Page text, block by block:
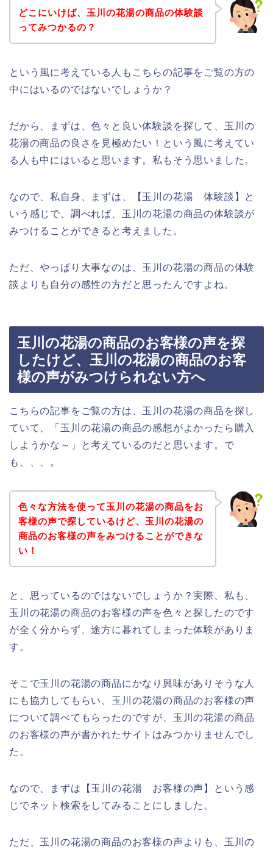
どこにいけば、玉川の花湯の商品の体験談
ってみつかるの？
という風に考えている人もこちらの記事をご覧の方の
中にはいるのではないでしょうか？
だから、まずは、色々と良い体験談を探して、玉川の
花湯の商品の良さを見極めたい！という風に考えてい
る人も中にはいると思います。私もそう思いました。
なので、私自身、まずは、【玉川の花湯 体験談】と
いう感じで、調べれば、玉川の花湯の商品の体験談が
みつけることができると考えました。
ただ、やっぱり大事なのは、玉川の花湯の商品の体験
談よりも自分の感性の方だと思ったんですよね。
玉川の花湯の商品のお客様の声を探
したけど、玉川の花湯の商品のお客
様の声がみつけられない方へ
こちらの記事をご覧の方は、玉川の花湯の商品を探し
ていて、「玉川の花湯の商品の感想がよかったら購入
しようかな～」と考えているのだと思います。で
も、、、。
色々な方法を使って玉川の花湯の商品をお
客様の声で探しているけど、玉川の花湯の
商品のお客様の声をみつけることができな
い！
と、思っているのではないでしょうか？実際、私も、
玉川の花湯の商品のお客様の声を色々と探したのです
が全く分からず、途方に暮れてしまった体験がありま
す。
そこで玉川の花湯の商品にかなり興味がありそうな人
にも協力してもらい、玉川の花湯の商品のお客様の声
について調べてもらったのですが、玉川の花湯の商品
のお客様の声が書かれたサイトはみつかりませんでし
た。
なので、まずは【玉川の花湯 お客様の声】という感
じでネット検索をしてみることにしました。
ただ、玉川の花湯の商品のお客様の声よりも、玉川の